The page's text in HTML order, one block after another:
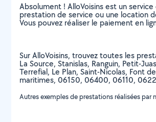
Absolument ! AlloVoisins est un
prestation de service ou une location
Vous pouvez réaliser le paiement en
Sur AlloVoisins, trouvez toutes les
La Source, Stanislas, Ranguin, Petit-
Terrefial, Le Plan, Saint-Nicolas, Font
maritimes, 06150, 06400, 06110,
Autres exemples de prestations réalisées